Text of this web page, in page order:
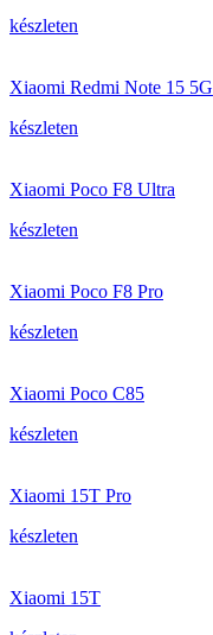
készleten
Xiaomi Redmi Note 15 5G
készleten
Xiaomi Poco F8 Ultra
készleten
Xiaomi Poco F8 Pro
készleten
Xiaomi Poco C85
készleten
Xiaomi 15T Pro
készleten
Xiaomi 15T